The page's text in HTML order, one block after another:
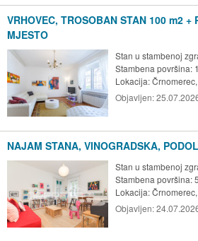
VRHOVEC, TROSOBAN STAN 100 m2 +
MJESTO
Stan u stambenoj
Stambena površina:
Lokacija:
Objavljen:
NAJAM STANA, VINOGRADSKA,
Stan u stambenoj
Stambena površina:
Lokacija:
Objavljen: